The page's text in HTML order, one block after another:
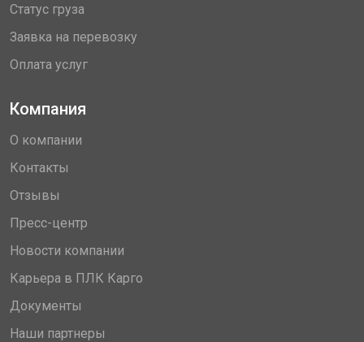
Статус груза
Заявка на перевозку
Оплата услуг
Компания
О компании
Контакты
Отзывы
Пресс-центр
Новости компании
Карьера в ПЛК Карго
Документы
Наши партнеры